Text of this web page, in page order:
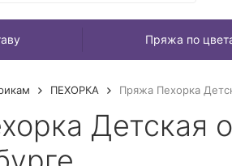
Пряжа по
ПЕХОРКА Пряжа Пехорка
Детская